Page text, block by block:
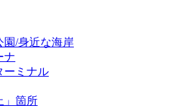
園/身近な海岸
ナ
ーミナル
」箇所